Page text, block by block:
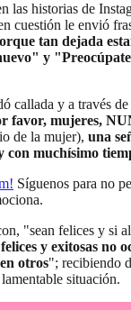
las historias de
cuestión le envió
tan dejada
y
callada y a través
favor, mujeres,
de la mujer), una
con muchísimo
! Síguenos para no
"sean felices y si
y exitosas no
otros"; recibiendo
situación.